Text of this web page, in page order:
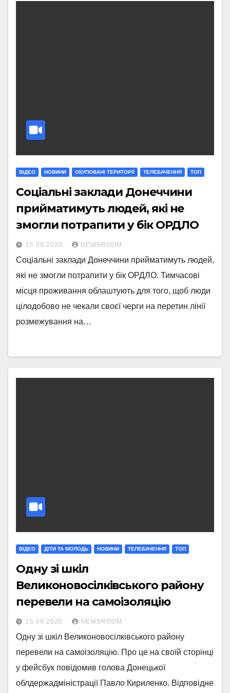
ВІДЕО НОВИНИ ОКУПОВАНІ ТЕРИТОРІЇ ТЕЛЕБАЧЕННЯ ТОП
Соціальні заклади Донеччини
прийматимуть людей, які не
змогли потрапити у бік ОРДЛО
15.09.2020 NEWSROOM
Соціальні заклади Донеччини прийматимуть людей,
які не змогли потрапити у бік ОРДЛО. Тимчасові
місця проживання облаштують для того, щоб люди
цілодобово не чекали своєї черги на перетин лінії
розмежування на…
ВІДЕО ДІТИ ТА МОЛОДЬ НОВИНИ ТЕЛЕБАЧЕННЯ ТОП
Одну зі шкіл
Великоновосілківського району
перевели на самоізоляцію
15.09.2020 NEWSROOM
Одну зі шкіл Великоновосілківського району
перевели на самоізоляцію. Про це на своїй сторінці
у фейсбук повідомив голова Донецької
облдержадміністрації Павло Кириленко. Відповідне